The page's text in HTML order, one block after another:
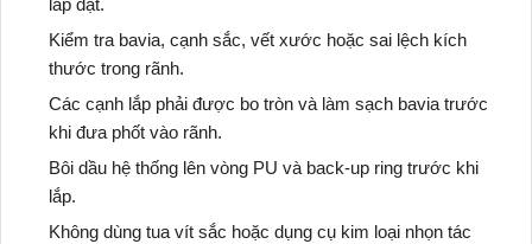
lắp đặt.
Kiểm tra bavia, cạnh sắc, vết xước hoặc sai lệch kích
thước trong rãnh.
Các cạnh lắp phải được bo tròn và làm sạch bavia trước
khi đưa phốt vào rãnh.
Bôi dầu hệ thống lên vòng PU và back-up ring trước khi
lắp.
Không dùng tua vít sắc hoặc dụng cụ kim loại nhọn tác